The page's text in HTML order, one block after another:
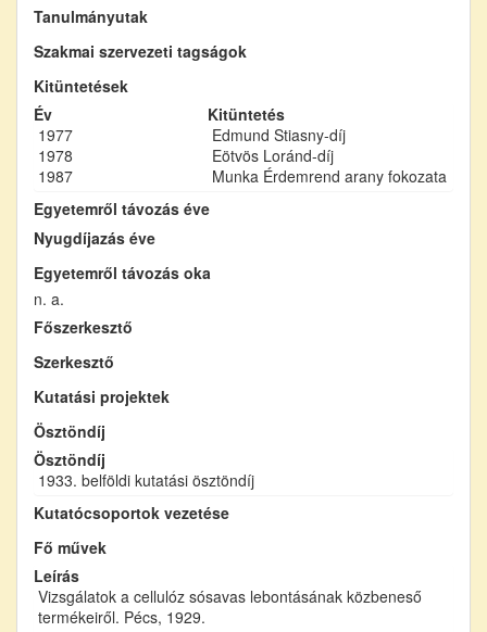
Tanulmányutak
Szakmai szervezeti tagságok
Kitüntetések
Év
Kitüntetés
1977
Edmund Stiasny-díj
1978
Eötvös Loránd-díj
1987
Munka Érdemrend arany fokozata
Egyetemről távozás éve
Nyugdíjazás éve
Egyetemről távozás oka
n. a.
Főszerkesztő
Szerkesztő
Kutatási projektek
Ösztöndíj
Ösztöndíj
1933. belföldi kutatási ösztöndíj
Kutatócsoportok vezetése
Fő művek
Leírás
Vizsgálatok a cellulóz sósavas lebontásának közbeneső
termékeiről. Pécs, 1929.